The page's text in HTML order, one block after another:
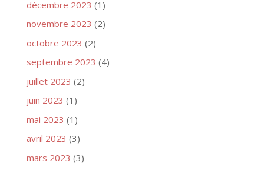
décembre 2023 (1)
novembre 2023 (2)
octobre 2023 (2)
septembre 2023 (4)
juillet 2023 (2)
juin 2023 (1)
mai 2023 (1)
avril 2023 (3)
mars 2023 (3)